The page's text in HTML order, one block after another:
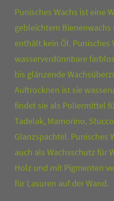
Punisches Wachs ist eine
gebleichtem Bienenwachs
enthält kein Öl. Punisches
wasserverdünnbare
bis glänzende
Auftrocknen ist sie
findet sie als Poliermittel
Tadelak, Mamorino,
Glanzspachtel. Punisches
auch als Wachsschutz für
Holz und mit Pigmenten
für Lasuren auf der Wand.